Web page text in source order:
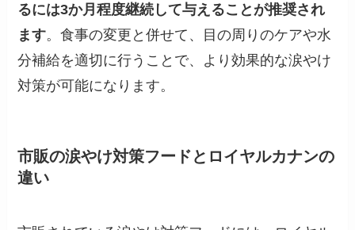
るには3か月程度継続して与えることが推奨され
ます。食事の変更と併せて、目の周りのケアや水
分補給を適切に行うことで、より効果的な涙やけ
対策が可能になります。
市販の涙やけ対策フードとロイヤルカナンの
違い